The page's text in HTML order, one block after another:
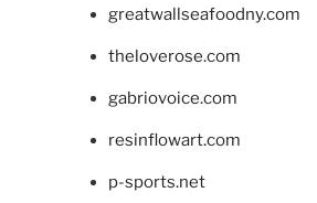
greatwallseafoodny.com
theloverose.com
gabriovoice.com
resinflowart.com
p-sports.net